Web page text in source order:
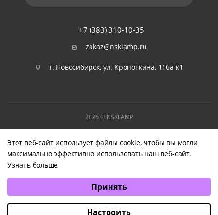
+7 (383) 310-10-35
zakaz@nsklamp.ru
г. Новосибирск, ул. Кропоткина, 116а к1
2026 © NSKLAMP
Этот веб-сайт использует файлы cookie, чтобы вы могли
максимально эффективно использовать наш веб-сайт.
Узнать больше
Аналитические/Функциональные
Принять
Настроить